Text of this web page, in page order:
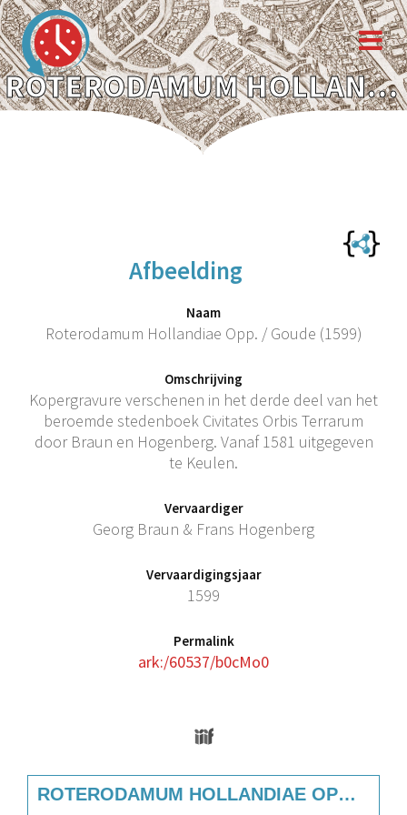
ROTERODAMUM HOLLANDIAE OPP. / GOUDE (1599)
Afbeelding
Naam
Roterodamum Hollandiae Opp. / Goude (1599)
Omschrijving
Kopergravure verschenen in het derde deel van het
beroemde stedenboek Civitates Orbis Terrarum
door Braun en Hogenberg. Vanaf 1581 uitgegeven
te Keulen.
Vervaardiger
Georg Braun & Frans Hogenberg
Vervaardigingsjaar
1599
Permalink
ark:/60537/b0cMo0
Media Viewer ROTERODAMUM HOLLANDIAE OPP. / GOUDE (1599)